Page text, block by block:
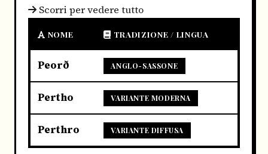
Scorri per vedere tutto
NOME TRADIZIONE / LINGUA
Peorð ANGLO-SASSONE
Pertho VARIANTE MODERNA
Perthro VARIANTE DIFFUSA